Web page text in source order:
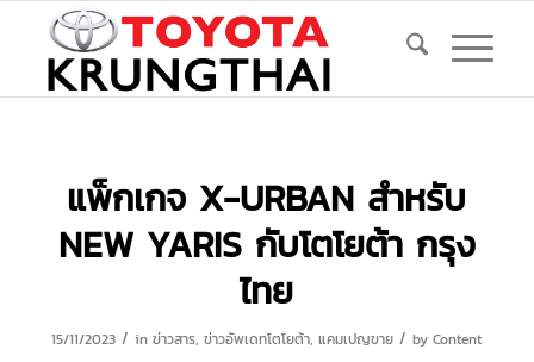
แพ็กเกจ X-URBAN สำหรับ
NEW YARIS กับโตโยต้า กรุง
ไทย
15/11/2023 / inข่าวสาร,ข่าวอัพเดทโตโยต้า,แคมเปญขาย / byContent